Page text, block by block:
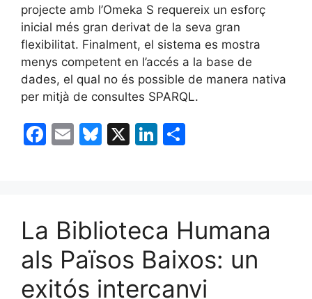
projecte amb l’Omeka S requereix un esforç
inicial més gran derivat de la seva gran
flexibilitat. Finalment, el sistema es mostra
menys competent en l’accés a la base de
dades, el qual no és possible de manera nativa
per mitjà de consultes SPARQL.
F
b
o
o
k
E
Bl
k
y
X
Li
dI
n
ar
te
ix
La Biblioteca Humana
als Països Baixos: un
exitós intercanvi